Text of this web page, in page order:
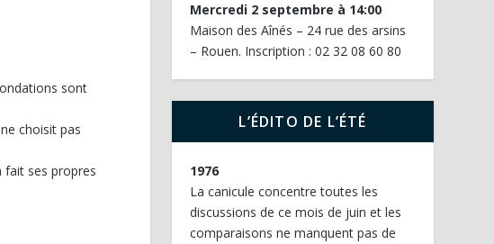
sont
choisit pas
fait ses propres
Mercredi 2 septembre à 14:00
Maison des Aînés – 24 rue des arsins
– Rouen. Inscription : 02 32 08 60 80
L’ÉDITO DE L’ÉTÉ
1976
La canicule concentre toutes les
discussions de ce mois de juin et les
comparaisons ne manquent pas de